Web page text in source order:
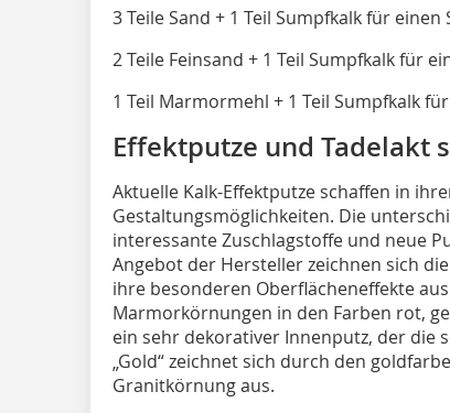
3 Teile Sand + 1 Teil Sumpfkalk für einen
2 Teile Feinsand + 1 Teil Sumpfkalk für
1 Teil Marmormehl + 1 Teil Sumpfkalk
Effektputze und Tadelakt
Aktuelle Kalk-Effektputze schaffen in
Gestaltungsmöglichkeiten. Die
interessante Zuschlagstoffe und neue
Angebot der Hersteller zeichnen sich
ihre besonderen Oberflächeneffekte
Marmorkörnungen in den Farben rot,
ein sehr dekorativer Innenputz, der die
„Gold“ zeichnet sich durch den
Granitkörnung aus.